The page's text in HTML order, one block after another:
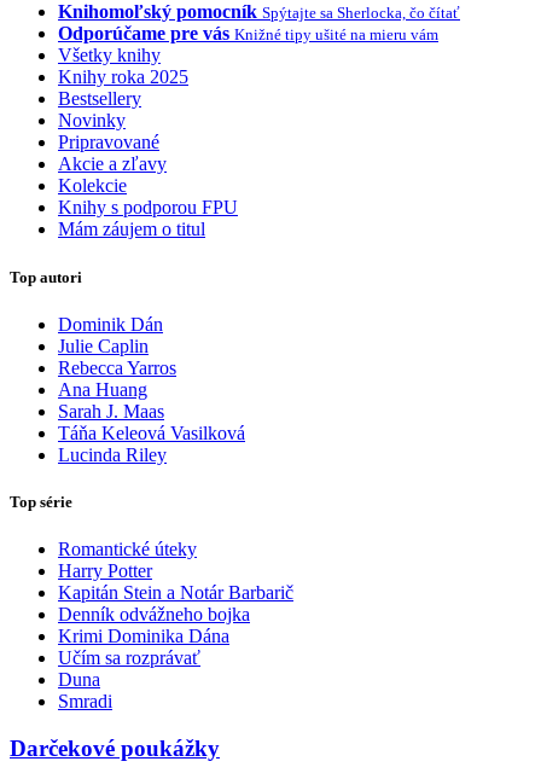
Knihomoľský pomocník Spýtajte sa Sherlocka, čo čítať
Odporúčame pre vás Knižné tipy ušité na mieru vám
Všetky knihy
Knihy roka 2025
Bestsellery
Novinky
Pripravované
Akcie a zľavy
Kolekcie
Knihy s podporou FPU
Mám záujem o titul
Top autori
Dominik Dán
Julie Caplin
Rebecca Yarros
Ana Huang
Sarah J. Maas
Táňa Keleová Vasilková
Lucinda Riley
Top série
Romantické úteky
Harry Potter
Kapitán Stein a Notár Barbarič
Denník odvážneho bojka
Krimi Dominika Dána
Učím sa rozprávať
Duna
Smradi
Darčekové poukážky